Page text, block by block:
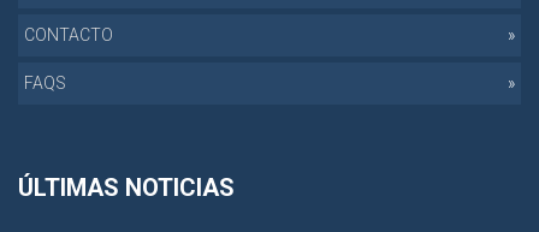
CONTACTO
FAQS
ÚLTIMAS NOTICIAS